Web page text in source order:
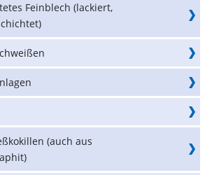
Feinblech (lackiert,
(auch aus